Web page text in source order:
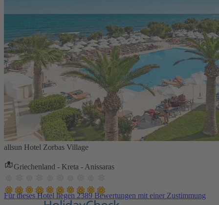
allsun Hotel Zorbas Village
Griechenland - Kreta - Anissaras
Für dieses Hotel liegen 2389 Bewertungen mit einer Zustimmung